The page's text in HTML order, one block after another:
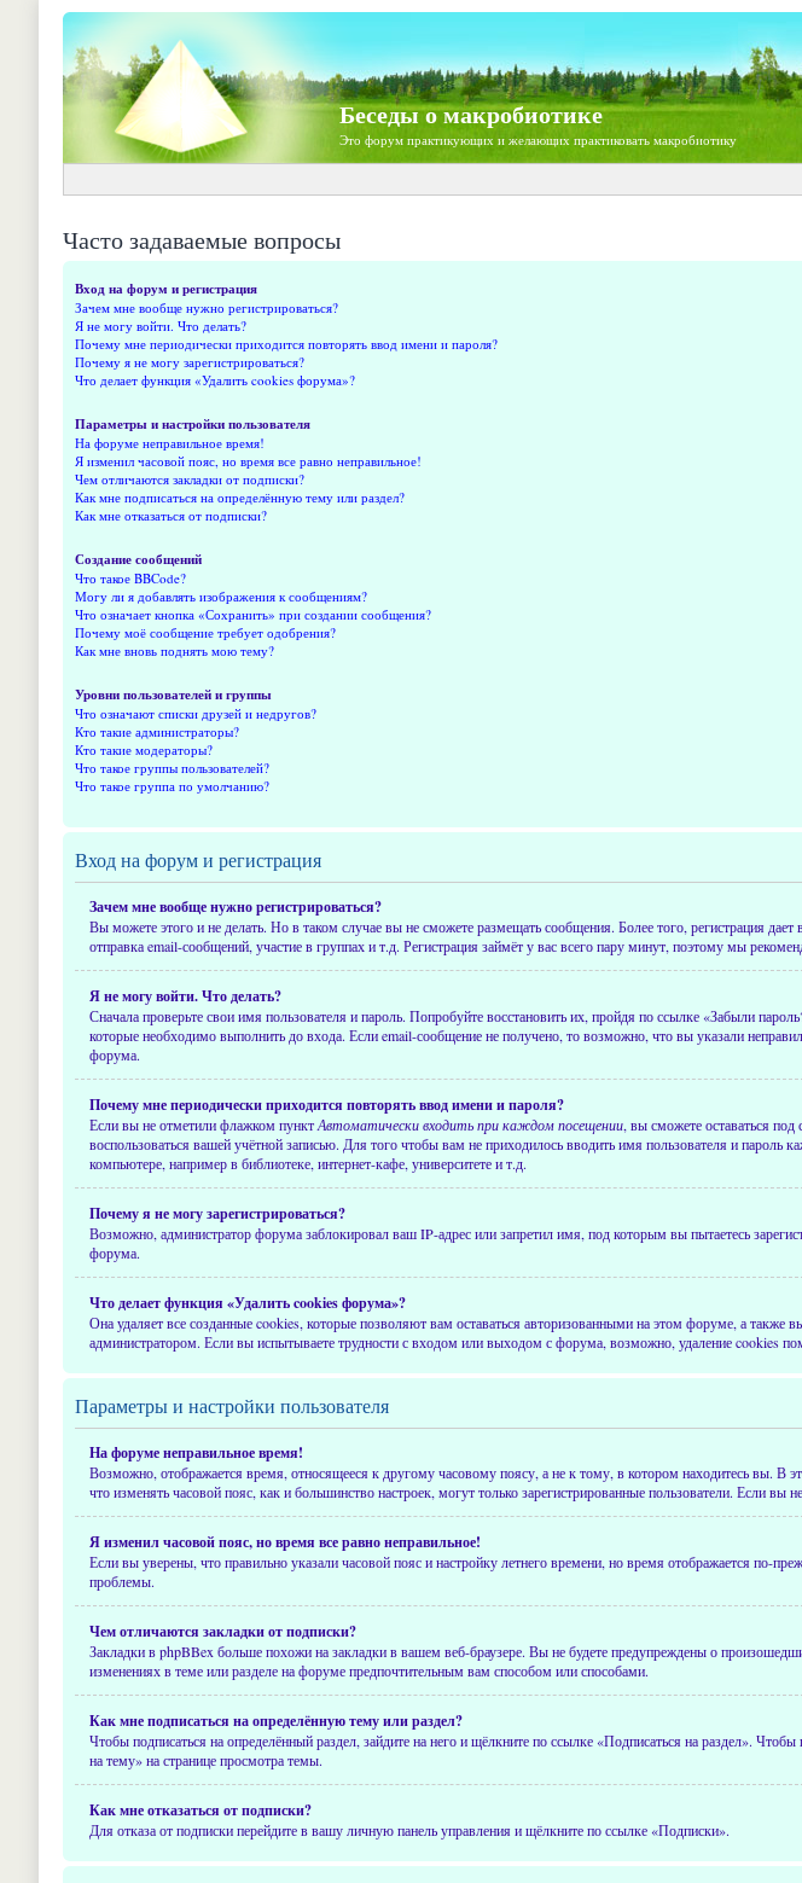
Беседы о макробиотике
Это форум практикующих и желающих практиковать макробиотику
Часто задаваемые вопросы
Вход на форум и регистрация
Зачем мне вообще нужно регистрироваться?
Я не могу войти. Что делать?
Почему мне периодически приходится повторять ввод имени и пароля?
Почему я не могу зарегистрироваться?
Что делает функция «Удалить cookies форума»?
Параметры и настройки пользователя
На форуме неправильное время!
Я изменил часовой пояс, но время все равно неправильное!
Чем отличаются закладки от подписки?
Как мне подписаться на определённую тему или раздел?
Как мне отказаться от подписки?
Создание сообщений
Что такое BBCode?
Могу ли я добавлять изображения к сообщениям?
Что означает кнопка «Сохранить» при создании сообщения?
Почему моё сообщение требует одобрения?
Как мне вновь поднять мою тему?
Уровни пользователей и группы
Что означают списки друзей и недругов?
Кто такие администраторы?
Кто такие модераторы?
Что такое группы пользователей?
Что такое группа по умолчанию?
Вход на форум и регистрация
Зачем мне вообще нужно регистрироваться?
Вы можете этого и не делать. Но в таком случае вы не сможете размещать сообщения. Более того, регистрация
отправка email-сообщений, участие в группах и т.д. Регистрация займёт у вас всего пару минут, поэтому мы
Я не могу войти. Что делать?
Сначала проверьте свои имя пользователя и пароль. Попробуйте восстановить их, пройдя по ссылке «Забыли
которые необходимо выполнить до входа. Если email-сообщение не получено, то возможно, что вы указали
форума.
Почему мне периодически приходится повторять ввод имени и пароля?
Если вы не отметили флажком пунктАвтоматически входить при каждом посещении, вы сможете оставаться
воспользоваться вашей учётной записью. Для того чтобы вам не приходилось вводить имя пользователя и
компьютере, например в библиотеке, интернет-кафе, университете и т.д.
Почему я не могу зарегистрироваться?
Возможно, администратор форума заблокировал ваш IP-адрес или запретил имя, под которым вы пытаетесь
форума.
Что делает функция «Удалить cookies форума»?
Она удаляет все созданные cookies, которые позволяют вам оставаться авторизованными на этом форуме, а
администратором. Если вы испытываете трудности с входом или выходом с форума, возможно, удаление cookies
Параметры и настройки пользователя
На форуме неправильное время!
Возможно, отображается время, относящееся к другому часовому поясу, а не к тому, в котором находитесь вы. В
что изменять часовой пояс, как и большинство настроек, могут только зарегистрированные пользователи. Если вы
Я изменил часовой пояс, но время все равно неправильное!
Если вы уверены, что правильно указали часовой пояс и настройку летнего времени, но время отображается по-
проблемы.
Чем отличаются закладки от подписки?
Закладки в phpBBex больше похожи на закладки в вашем веб-браузере. Вы не будете предупреждены о
изменениях в теме или разделе на форуме предпочтительным вам способом или способами.
Как мне подписаться на определённую тему или раздел?
Чтобы подписаться на определённый раздел, зайдите на него и щёлкните по ссылке «Подписаться на раздел».
на тему» на странице просмотра темы.
Как мне отказаться от подписки?
Для отказа от подписки перейдите в вашу личную панель управления и щёлкните по ссылке «Подписки».